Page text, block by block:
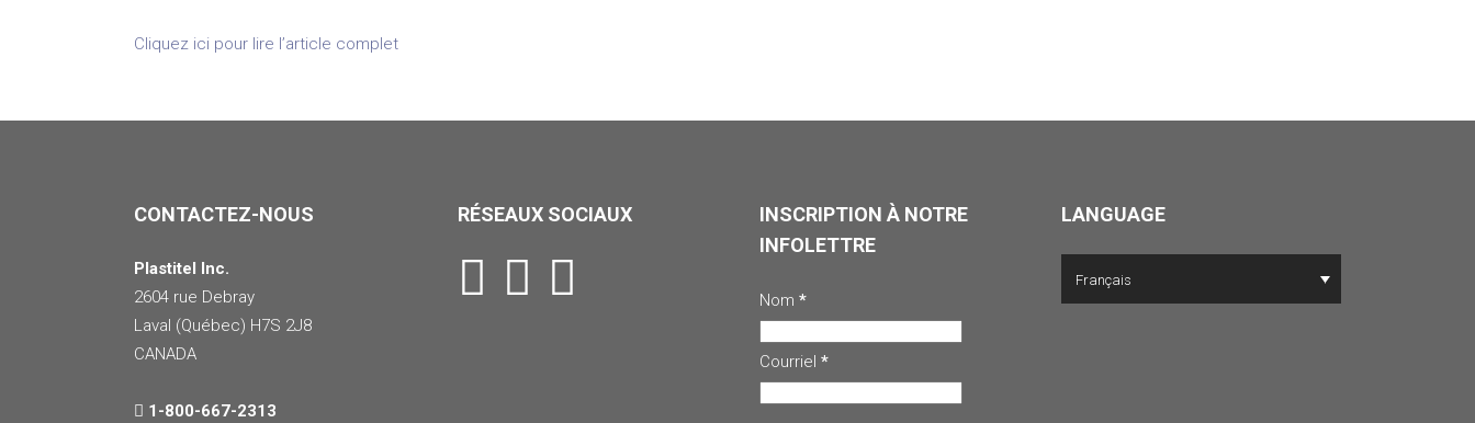
Cliquez ici pour lire l’article complet
CONTACTEZ-NOUS
Plastitel Inc.
2604 rue Debray
Laval (Québec) H7S 2J8
CANADA
1-800-667-2313
RÉSEAUX SOCIAUX
INSCRIPTION À NOTRE
INFOLETTRE
Nom *
Courriel *
LANGUAGE
Français